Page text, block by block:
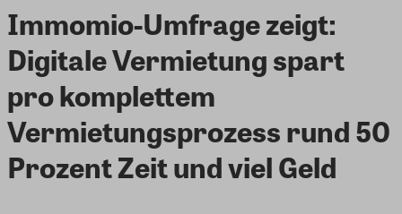
Immomio-Umfrage zeigt:
Digitale Vermietung spart
pro komplettem
Vermietungsprozess rund 50
Prozent Zeit und viel Geld